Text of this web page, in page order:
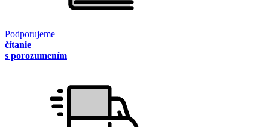
Podporujeme
čítanie
s porozumením